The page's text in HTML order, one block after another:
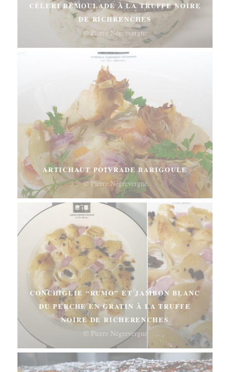
CÉLERI RÉMOULADE À LA TRUFFE NOIRE
DE RICHRENCHES
© Pierre Négrevergne
ARTICHAUT POIVRADE BARIGOULE
© Pierre Négrevergne
CONCHIGLIE “RUMO” ET JAMBON BLANC
DU PERCHE EN GRATIN À LA TRUFFE
NOIRE DE RICHERENCHES
© Pierre Négrevergne